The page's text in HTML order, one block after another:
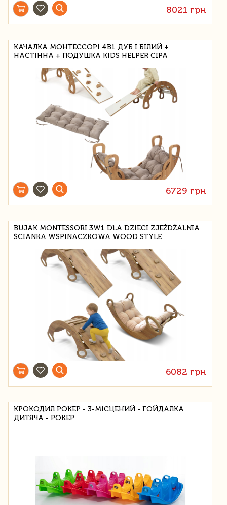
8021 грн
КАЧАЛКА МОНТЕССОРІ 4В1 ДУБ І БІЛИЙ +
НАСТІННА + ПОДУШКА KIDS HELPER СІРА
6729 грн
BUJAK MONTESSORI 3W1 DLA DZIECI ZJEŻDŻALNIA
ŚCIANKA WSPINACZKOWA WOOD STYLE
6082 грн
КРОКОДИЛ РОКЕР - 3-МІСЦЕНИЙ - ГОЙДАЛКА
ДИТЯЧА - РОКЕР